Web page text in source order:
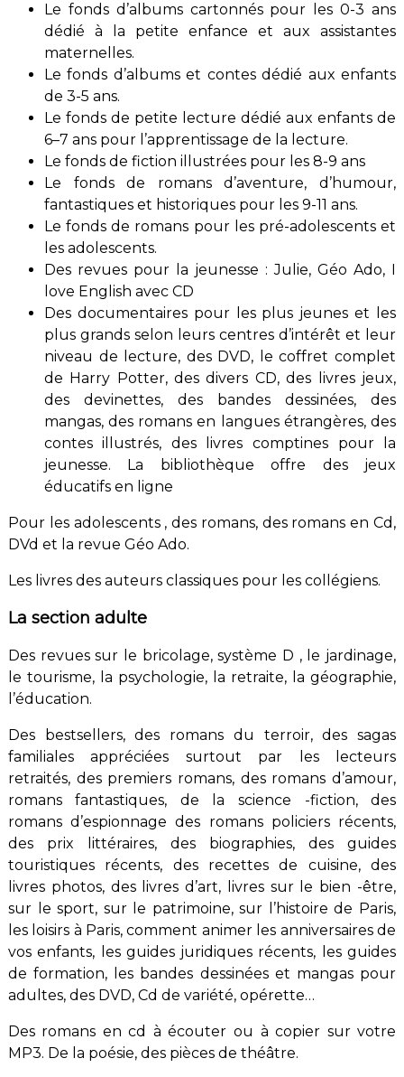
Le fonds d’albums cartonnés pour les 0-3 ans
dédié à la petite enfance et aux assistantes
maternelles.
Le fonds d’albums et contes dédié aux enfants
de 3-5 ans.
Le fonds de petite lecture dédié aux enfants de
6–7 ans pour l’apprentissage de la lecture.
Le fonds de fiction illustrées pour les 8-9 ans
Le fonds de romans d’aventure, d’humour,
fantastiques et historiques pour les 9-11 ans.
Le fonds de romans pour les pré-adolescents et
les adolescents.
Des revues pour la jeunesse : Julie, Géo Ado, I
love English avec CD
Des documentaires pour les plus jeunes et les
plus grands selon leurs centres d’intérêt et leur
niveau de lecture, des DVD, le coffret complet
de Harry Potter, des divers CD, des livres jeux,
des devinettes, des bandes dessinées, des
mangas, des romans en langues étrangères, des
contes illustrés, des livres comptines pour la
jeunesse. La bibliothèque offre des jeux
éducatifs en ligne
Pour les adolescents , des romans, des romans en Cd,
DVd et la revue Géo Ado.
Les livres des auteurs classiques pour les collégiens.
La section adulte
Des revues sur le bricolage, système D , le jardinage,
le tourisme, la psychologie, la retraite, la géographie,
l’éducation.
Des bestsellers, des romans du terroir, des sagas
familiales appréciées surtout par les lecteurs
retraités, des premiers romans, des romans d’amour,
romans fantastiques, de la science -fiction, des
romans d’espionnage des romans policiers récents,
des prix littéraires, des biographies, des guides
touristiques récents, des recettes de cuisine, des
livres photos, des livres d’art, livres sur le bien -être,
sur le sport, sur le patrimoine, sur l’histoire de Paris,
les loisirs à Paris, comment animer les anniversaires de
vos enfants, les guides juridiques récents, les guides
de formation, les bandes dessinées et mangas pour
adultes, des DVD, Cd de variété, opérette…
Des romans en cd à écouter ou à copier sur votre
MP3. De la poésie, des pièces de théâtre.